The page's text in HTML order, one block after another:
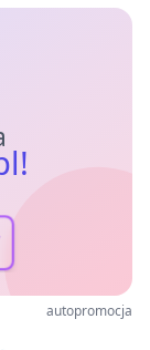
autopromocja